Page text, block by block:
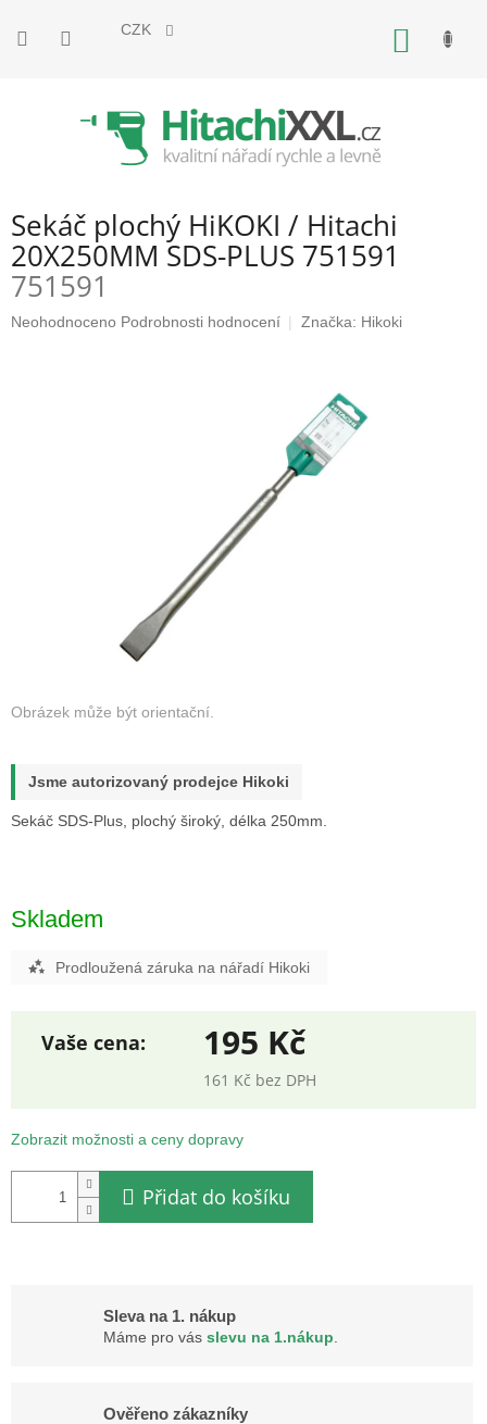
obsah
CZK
Sekáč plochý HiKOKI / Hitachi
20X250MM SDS-PLUS 751591
751591
Průměrné
Neohodnoceno Podrobnosti hodnocení Značka: Hikoki
Jsme autorizovaný prodejce Hikoki
Sekáč SDS-Plus, plochý široký, délka 250mm.
Skladem
Prodloužená záruka na nářadí Hikoki
195 Kč
161 Kč bez DPH
cena:
Zobrazit možnosti a ceny dopravy
Přidat do košíku
Sleva na 1. nákup
Máme pro vás slevu na 1.nákup
Ověřeno zákazníky